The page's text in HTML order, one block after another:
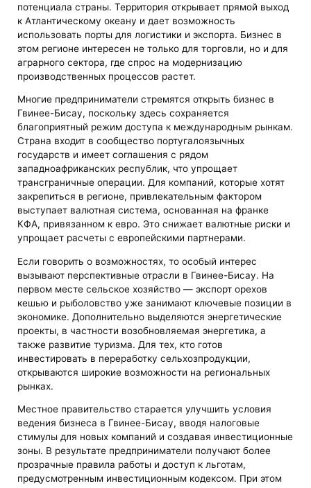
потенциала страны. Территория открывает прямой выход
к Атлантическому океану и дает возможность
использовать порты для логистики и экспорта. Бизнес в
этом регионе интересен не только для торговли, но и для
аграрного сектора, где спрос на модернизацию
производственных процессов растет.
Многие предприниматели стремятся открыть бизнес в
Гвинее-Бисау, поскольку здесь сохраняется
благоприятный режим доступа к международным рынкам.
Страна входит в сообщество португалоязычных
государств и имеет соглашения с рядом
западноафриканских республик, что упрощает
трансграничные операции. Для компаний, которые хотят
закрепиться в регионе, привлекательным фактором
выступает валютная система, основанная на франке
КФА, привязанном к евро. Это снижает валютные риски и
упрощает расчеты с европейскими партнерами.
Если говорить о возможностях, то особый интерес
вызывают перспективные отрасли в Гвинее-Бисау. На
первом месте сельское хозяйство — экспорт орехов
кешью и рыболовство уже занимают ключевые позиции в
экономике. Дополнительно выделяются энергетические
проекты, в частности возобновляемая энергетика, а
также развитие туризма. Для тех, кто готов
инвестировать в переработку сельхозпродукции,
открываются широкие возможности на региональных
рынках.
Местное правительство старается улучшить условия
ведения бизнеса в Гвинее-Бисау, вводя налоговые
стимулы для новых компаний и создавая инвестиционные
зоны. В результате предприниматели получают более
прозрачные правила работы и доступ к льготам,
предусмотренным инвестиционным кодексом. При этом